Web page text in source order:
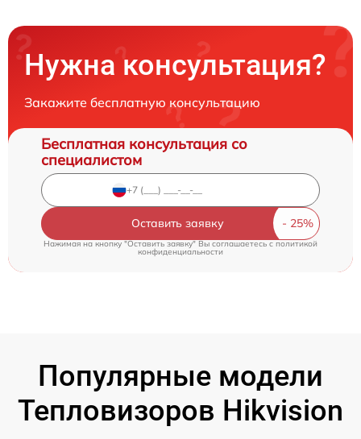
Нужна консультация?
Закажите бесплатную консультацию
Бесплатная консультация со
специалистом
Оставить заявку
Нажимая на кнопку "Оставить заявку" Вы соглашаетесь cполитикой
конфиденциальности
Популярные модели
Тепловизоров Hikvision